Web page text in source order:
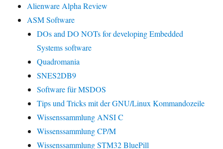
Alienware Alpha Review
ASM Software
DOs and DO NOTs for developing Embedded
Systems software
Quadromania
SNES2DB9
Software für MSDOS
Tips und Tricks mit der GNU/Linux Kommandozeile
Wissenssammlung ANSI C
Wissenssammlung CP/M
Wissenssammlung STM32 BluePill